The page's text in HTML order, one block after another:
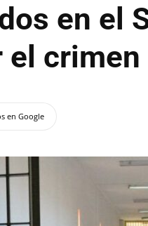
en el
el
en Google